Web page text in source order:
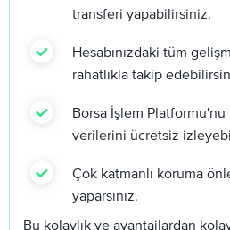
transferi yapabilirsiniz.
Hesabınızdaki tüm
rahatlıkla takip
Borsa İşlem Platformu'nu
verilerini ücretsiz
Çok katmanlı koruma
yaparsınız.
Bu kolaylık ve avantajlardan